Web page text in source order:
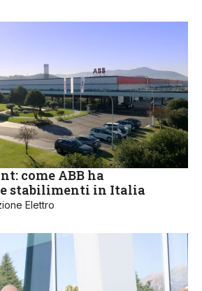
come ABB ha
stabilimenti in Italia
Elettro